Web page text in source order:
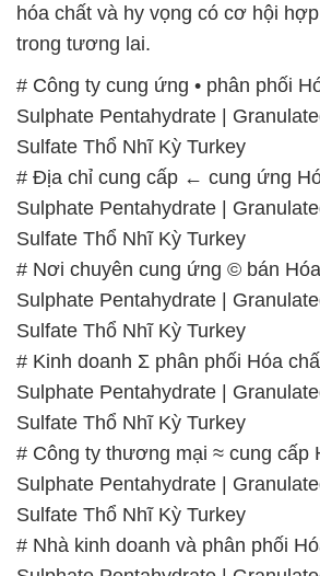
hóa chất và hy vọng có cơ hội
trong tương lai.
# Công ty cung ứng • phân phối
Sulphate Pentahydrate |
Sulfate Thổ Nhĩ Kỳ Turkey
# Địa chỉ cung cấp ← cung ứng
Sulphate Pentahydrate |
Sulfate Thổ Nhĩ Kỳ Turkey
# Nơi chuyên cung ứng © bán
Sulphate Pentahydrate |
Sulfate Thổ Nhĩ Kỳ Turkey
# Kinh doanh Σ phân phối Hóa
Sulphate Pentahydrate |
Sulfate Thổ Nhĩ Kỳ Turkey
# Công ty thương mại ≈ cung cấp
Sulphate Pentahydrate |
Sulfate Thổ Nhĩ Kỳ Turkey
# Nhà kinh doanh và phân phối